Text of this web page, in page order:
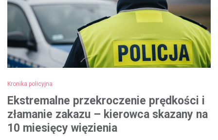
Kronika policyjna
Ekstremalne przekroczenie prędkości i
złamanie zakazu – kierowca skazany na
10 miesięcy więzienia